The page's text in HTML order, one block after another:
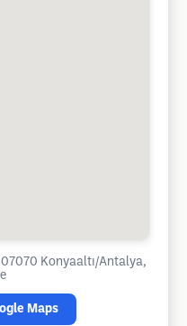
Konyaaltı/Antalya,
Maps